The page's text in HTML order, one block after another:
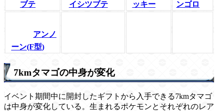
ブテ
イシツブテ
ッキー
ンゴロ
アンノ
ーン(F型)
7kmタマゴの中身が変化
イベント期間中に開封したギフトから入手できる7kmタマゴ
は中身が変化している。生まれるポケモンとそれぞれのレア